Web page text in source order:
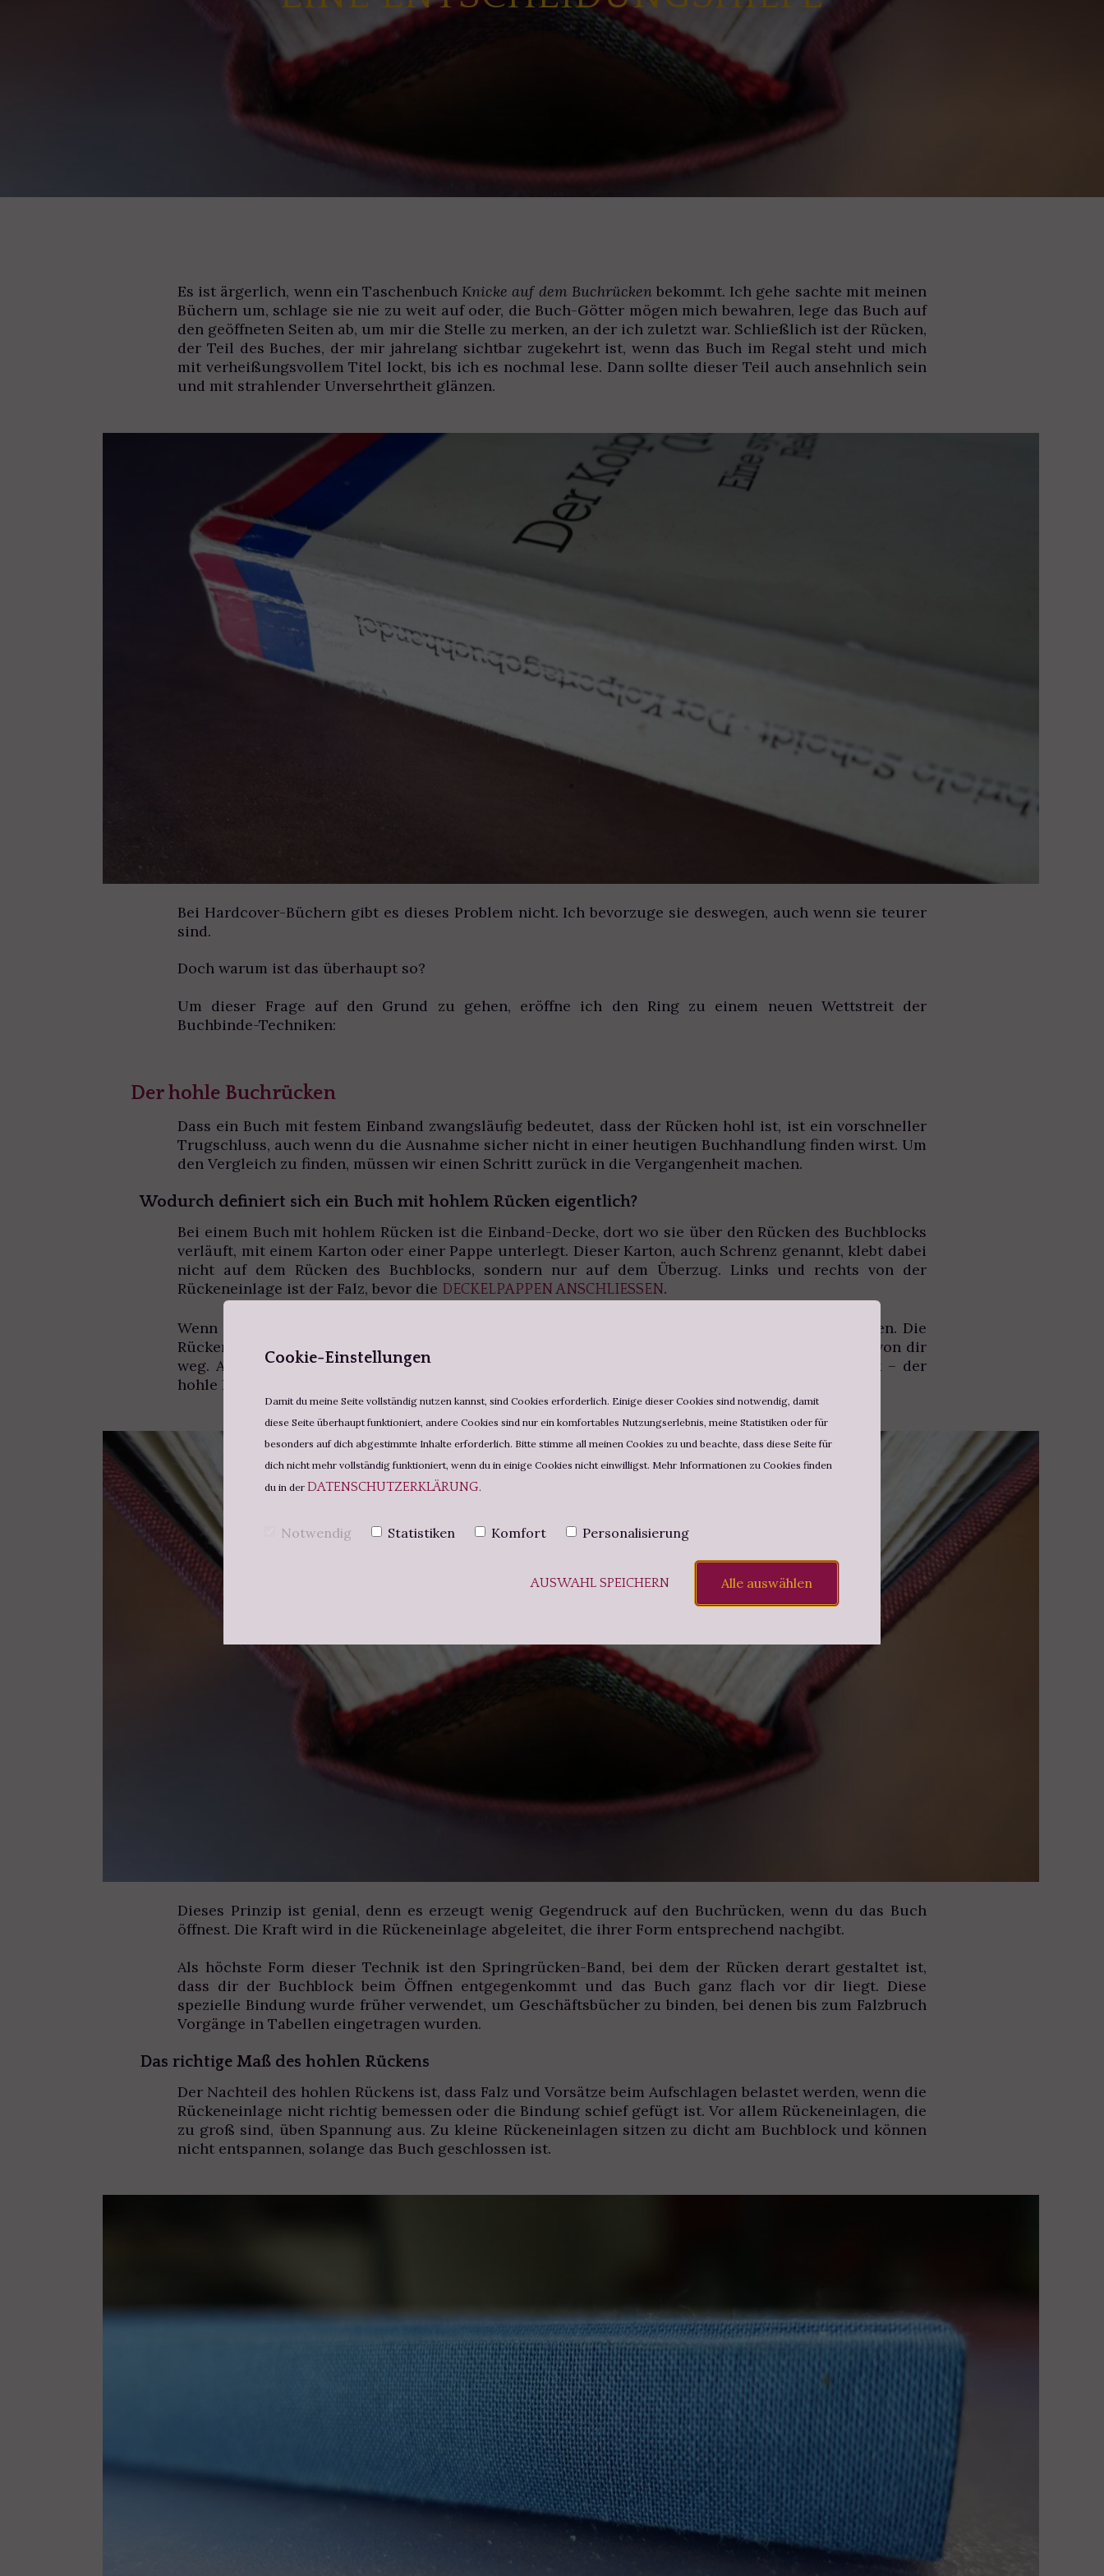
Es ist ärgerlich, wenn ein Taschenbuch Knicke auf dem Buchrückenbekommt. Ich gehe sachte mit meinen
Büchern um, schlage sie nie zu weit auf oder, die Buch-Götter mögen mich bewahren, lege das Buch auf
den geöffneten Seiten ab, um mir die Stelle zu merken, an der ich zuletzt war. Schließlich ist der Rücken,
der Teil des Buches, der mir jahrelang sichtbar zugekehrt ist, wenn das Buch im Regal steht und mich
mit verheißungsvollem Titel lockt, bis ich es nochmal lese. Dann sollte dieser Teil auch ansehnlich sein
und mit strahlender Unversehrtheit glänzen.
Bei Hardcover-Büchern gibt es dieses Problem nicht. Ich bevorzuge sie deswegen, auch wenn sie teurer
sind.
Doch warum ist das überhaupt so?
Um dieser Frage auf den Grund zu gehen, eröffne ich den Ring zu einem neuen Wettstreit der
Buchbinde-Techniken:
Der hohle Buchrücken
Dass ein Buch mit festem Einband zwangsläufig bedeutet, dass der Rücken hohl ist, ist ein vorschneller
Trugschluss, auch wenn du die Ausnahme sicher nicht in einer heutigen Buchhandlung finden wirst. Um
den Vergleich zu finden, müssen wir einen Schritt zurück in die Vergangenheit machen.
Wodurch definiert sich ein Buch mit hohlem Rücken eigentlich?
Bei einem Buch mit hohlem Rücken ist die Einband-Decke, dort wo sie über den Rücken des Buchblocks
verläuft, mit einem Karton oder einer Pappe unterlegt. Dieser Karton, auch Schrenz genannt, klebt dabei
nicht auf dem Rücken des Buchblocks, sondern nur auf dem Überzug. Links und rechts von der
Rückeneinlage ist der Falz, bevor die DECKELPAPPEN ANSCHLIESSEN .
Wenn du ein Buch vor dir stehend aufschlägst, wölbt sich der Buchblock am Rücken dir entgegen. Die
Rückeneinlage macht die genau gegenteilige Bewegung und beugt sich in die andere Richtung, von dir
weg. Auf diese Weise entsteht ein augenförmiges Loch zwischen Rückeneinlage und Buchblock – der
hohle Rücken also.
Dieses Prinzip ist genial, denn es erzeugt wenig Gegendruck auf den Buchrücken, wenn du das Buch
öffnest. Die Kraft wird in die Rückeneinlage abgeleitet, die ihrer Form entsprechend nachgibt.
Als höchste Form dieser Technik ist den Springrücken-Band, bei dem der Rücken derart gestaltet ist,
dass dir der Buchblock beim Öffnen entgegenkommt und das Buch ganz flach vor dir liegt. Diese
spezielle Bindung wurde früher verwendet, um Geschäftsbücher zu binden, bei denen bis zum Falzbruch
Vorgänge in Tabellen eingetragen wurden.
Das richtige Maß des hohlen Rückens
Der Nachteil des hohlen Rückens ist, dass Falz und Vorsätze beim Aufschlagen belastet werden, wenn die
Rückeneinlage nicht richtig bemessen oder die Bindung schief gefügt ist. Vor allem Rückeneinlagen, die
zu groß sind, üben Spannung aus. Zu kleine Rückeneinlagen sitzen zu dicht am Buchblock und können
nicht entspannen, solange das Buch geschlossen ist.
Cookie-Einstellungen
Damit du meine Seite vollständig nutzen kannst, sind Cookies erforderlich. Einige dieser Cookies sind notwendig, damit
diese Seite überhaupt funktioniert, andere Cookies sind nur ein komfortables Nutzungserlebnis, meine Statistiken oder für
besonders auf dich abgestimmte Inhalte erforderlich. Bitte stimme all meinen Cookies zu und beachte, dass diese Seite für
dich nicht mehr vollständig funktioniert, wenn du in einige Cookies nicht einwilligst. Mehr Informationen zu Cookies finden
du in der DATENSCHUTZERKLÄRUNG.
Notwendig Statistiken Komfort Personalisierung
AUSWAHL SPEICHERN Alle auswählen